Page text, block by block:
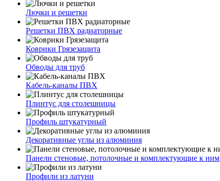
Лючки и решетки
Решетки ПВХ радиаторные
Коврики Грязезащита
Обводы для труб
Кабель-каналы ПВХ
Плинтус для столешницы
Профиль штукатурный
Декоративные углы из алюминия
Панели стеновые, потолочные и комплектующие к ним
Профили из латуни